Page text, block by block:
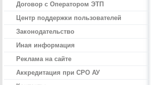
Договор с Оператором ЭТП
Центр поддержки пользователей
Законодательство
Иная информация
Реклама на сайте
Аккредитация при СРО АУ